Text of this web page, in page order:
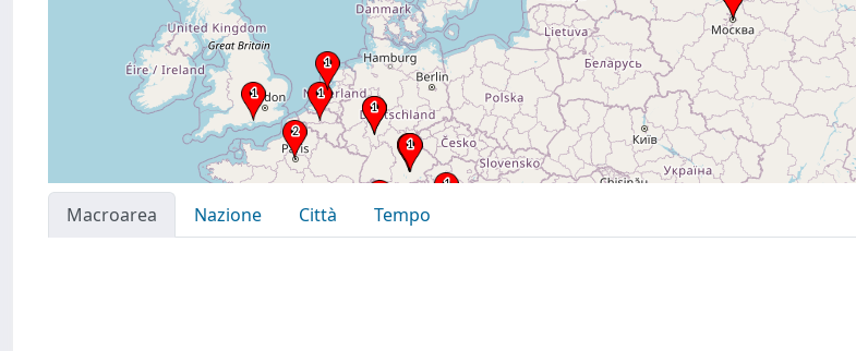
Macroarea Nazione Città
Tempo